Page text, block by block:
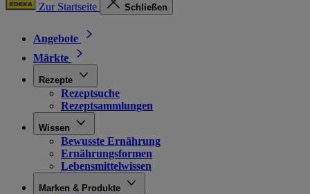
Zur Startseite Schließen
Angebote
Märkte
Rezepte
Rezeptsuche
Rezeptsammlungen
Wissen
Bewusste Ernährung
Ernährungsformen
Lebensmittelwissen
Marken & Produkte